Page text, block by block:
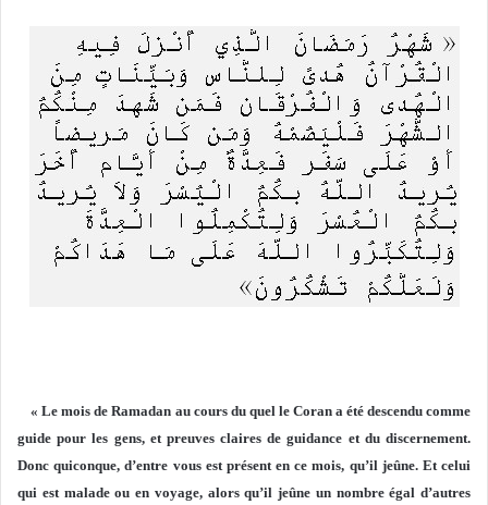
« Le mois de Ramadan au cours du quel le Coran a été descendu comme
guide pour les gens, et preuves claires de guidance et du discernement.
Donc quiconque, d’entre vous est présent en ce mois, qu’il jeûne. Et celui
qui est malade ou en voyage, alors qu’il jeûne un nombre égal d’autres